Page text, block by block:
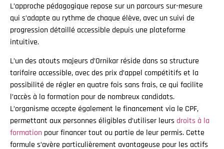
L’approche pédagogique repose sur un parcours sur-mesure
qui s’adapte au rythme de chaque élève, avec un suivi de
progression détaillé accessible depuis une plateforme
intuitive.
L’un des atouts majeurs d’Ornikar réside dans sa structure
tarifaire accessible, avec des prix d’appel compétitifs et la
possibilité de régler en quatre fois sans frais, ce qui facilite
l’accès à la formation pour de nombreux candidats.
L’organisme accepte également le financement via le CPF,
permettant aux personnes éligibles d’utiliser leurs droits à la
formation pour financer tout ou partie de leur permis. Cette
formule s’avère particulièrement avantageuse pour les actifs